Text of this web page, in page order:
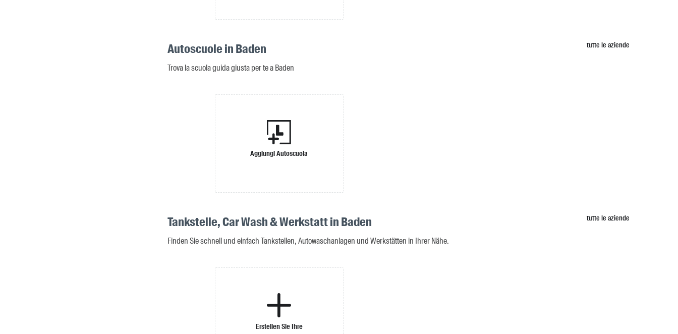
Autoscuole in Baden
Trova la scuola guida giusta per te a Baden
tutte le aziende
Aggiungi Autoscuola
Tankstelle, Car Wash & Werkstatt in Baden
Finden Sie schnell und einfach Tankstellen, Autowaschanlagen und Werkstätten in Ihrer Nähe.
tutte le aziende
Erstellen Sie Ihre